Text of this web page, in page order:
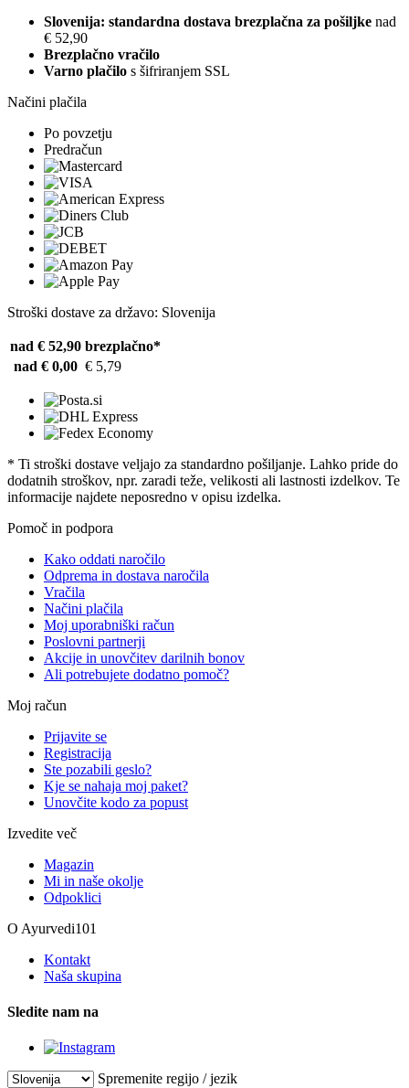
Slovenija: standardna dostava brezplačna za pošiljke nad
€ 52,90
Brezplačno vračilo
Varno plačilo s šifriranjem SSL
Načini plačila
Po povzetju
Predračun
Stroški dostave za državo: Slovenija
nad € 52,90 brezplačno*
nad € 0,00 € 5,79
* Ti stroški dostave veljajo za standardno pošiljanje. Lahko pride do
dodatnih stroškov, npr. zaradi teže, velikosti ali lastnosti izdelkov. Te
informacije najdete neposredno v opisu izdelka.
Pomoč in podpora
Kako oddati naročilo
Odprema in dostava naročila
Vračila
Načini plačila
Moj uporabniški račun
Poslovni partnerji
Akcije in unovčitev darilnih bonov
Ali potrebujete dodatno pomoč?
Moj račun
Prijavite se
Registracija
Ste pozabili geslo?
Kje se nahaja moj paket?
Unovčite kodo za popust
Izvedite več
Magazin
Mi in naše okolje
Odpoklici
O Ayurvedi101
Kontakt
Naša skupina
Sledite nam na
Spremenite regijo / jezik